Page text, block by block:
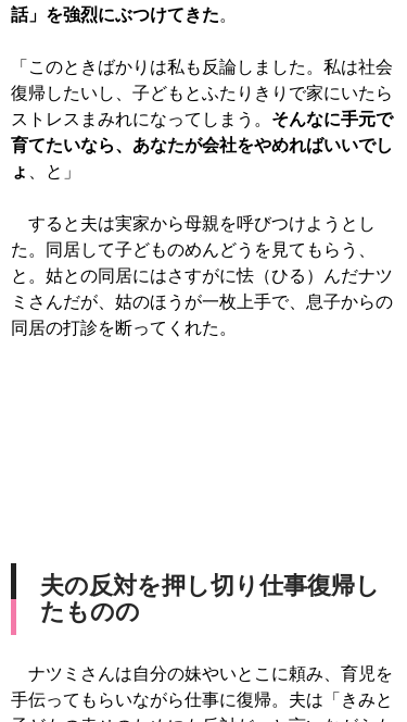
話」を強烈にぶつけてきた。
「このときばかりは私も反論しました。私は社会
復帰したいし、子どもとふたりきりで家にいたら
ストレスまみれになってしまう。 そんなに手元で
育てたいなら、あなたが会社をやめればいいでし
ょ
、と」
すると夫は実家から母親を呼びつけようとし
た。同居して子どものめんどうを見てもらう、
と。姑との同居にはさすがに怯（ひる）んだナツ
ミさんだが、姑のほうが一枚上手で、息子からの
同居の打診を断ってくれた。
夫の反対を押し切り仕事復帰し
たものの
ナツミさんは自分の妹やいとこに頼み、育児を
手伝ってもらいながら仕事に復帰。夫は「きみと